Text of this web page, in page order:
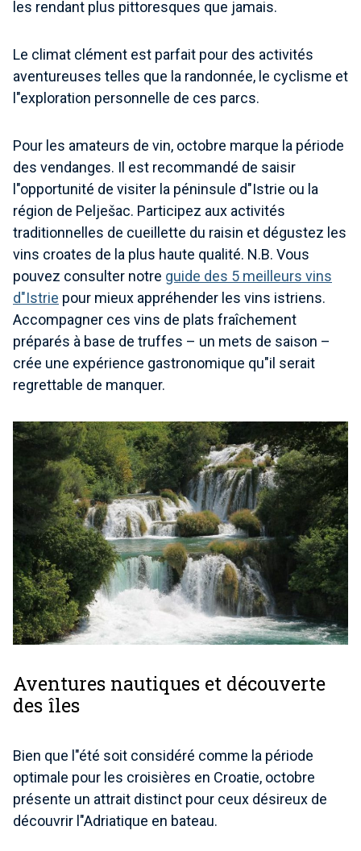
les rendant plus pittoresques que jamais.
Le climat clément est parfait pour des activités
aventureuses telles que la randonnée, le cyclisme et
l"exploration personnelle de ces parcs.
Pour les amateurs de vin, octobre marque la période
des vendanges. Il est recommandé de saisir
l"opportunité de visiter la péninsule d"Istrie ou la
région de Pelješac. Participez aux activités
traditionnelles de cueillette du raisin et dégustez les
vins croates de la plus haute qualité. N.B. Vous
pouvez consulter notre guide des 5 meilleurs vins
d"Istrie pour mieux appréhender les vins istriens.
Accompagner ces vins de plats fraîchement
préparés à base de truffes – un mets de saison –
crée une expérience gastronomique qu"il serait
regrettable de manquer.
Aventures nautiques et découverte
des îles
Bien que l"été soit considéré comme la période
optimale pour les croisières en Croatie, octobre
présente un attrait distinct pour ceux désireux de
découvrir l"Adriatique en bateau.